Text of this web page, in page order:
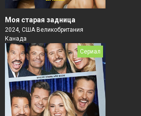
Моя старая задница
2024, США Великобритания
Канада
Сериал